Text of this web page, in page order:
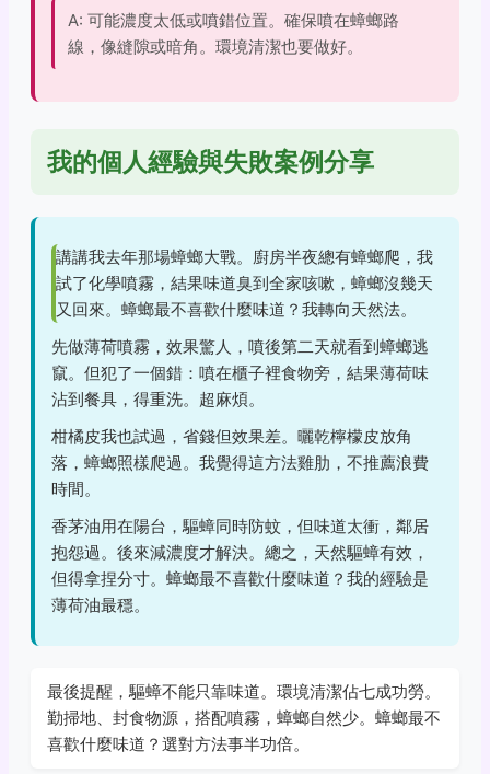
A: 可能濃度太低或噴錯位置。確保噴在蟑螂路
線，像縫隙或暗角。環境清潔也要做好。
我的個人經驗與失敗案例分享
講講我去年那場蟑螂大戰。廚房半夜總有蟑螂爬，我
試了化學噴霧，結果味道臭到全家咳嗽，蟑螂沒幾天
又回來。蟑螂最不喜歡什麼味道？我轉向天然法。
先做薄荷噴霧，效果驚人，噴後第二天就看到蟑螂逃
竄。但犯了一個錯：噴在櫃子裡食物旁，結果薄荷味
沾到餐具，得重洗。超麻煩。
柑橘皮我也試過，省錢但效果差。曬乾檸檬皮放角
落，蟑螂照樣爬過。我覺得這方法雞肋，不推薦浪費
時間。
香茅油用在陽台，驅蟑同時防蚊，但味道太衝，鄰居
抱怨過。後來減濃度才解決。總之，天然驅蟑有效，
但得拿捏分寸。蟑螂最不喜歡什麼味道？我的經驗是
薄荷油最穩。
最後提醒，驅蟑不能只靠味道。環境清潔佔七成功勞。
勤掃地、封食物源，搭配噴霧，蟑螂自然少。蟑螂最不
喜歡什麼味道？選對方法事半功倍。